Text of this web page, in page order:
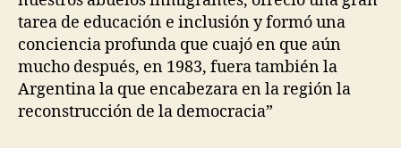
tarea de educación e inclusión y formó una
conciencia profunda que cuajó en que aún
mucho después, en 1983, fuera también la
Argentina la que encabezara en la región la
reconstrucción de la democracia”